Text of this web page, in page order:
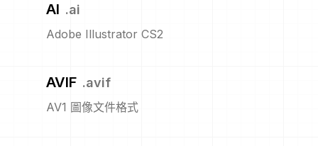
AI .ai
Adobe Illustrator CS2
AVIF .avif
AV1 圖像文件格式